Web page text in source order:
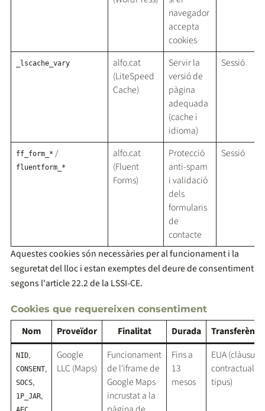
navegador
accepta
cookies
_lscache_vary
alfo.cat
(LiteSpeed
Cache)
Servir la
versió de
pàgina
adequada
(cache i
idioma)
Sessió
ff_form_* /
fluentform_*
alfo.cat
(Fluent
Forms)
Protecció
anti-spam
i validació
dels
formularis
de
contacte
Sessió
Aquestes cookies són necessàries per al funcionament i la
seguretat del lloc i estan exemptes del deure de consentiment
segons l'article 22.2 de la LSSI-CE.
Cookies que requereixen consentiment
Nom Proveïdor Finalitat Durada
NID,
CONSENT,
SOCS,
1P_JAR,
Google
LLC (Maps)
Funcionament
de l'iframe de
Google Maps
incrustat a la
Fins a
13
mesos
EUA (clàusules
contractuals
tipus)